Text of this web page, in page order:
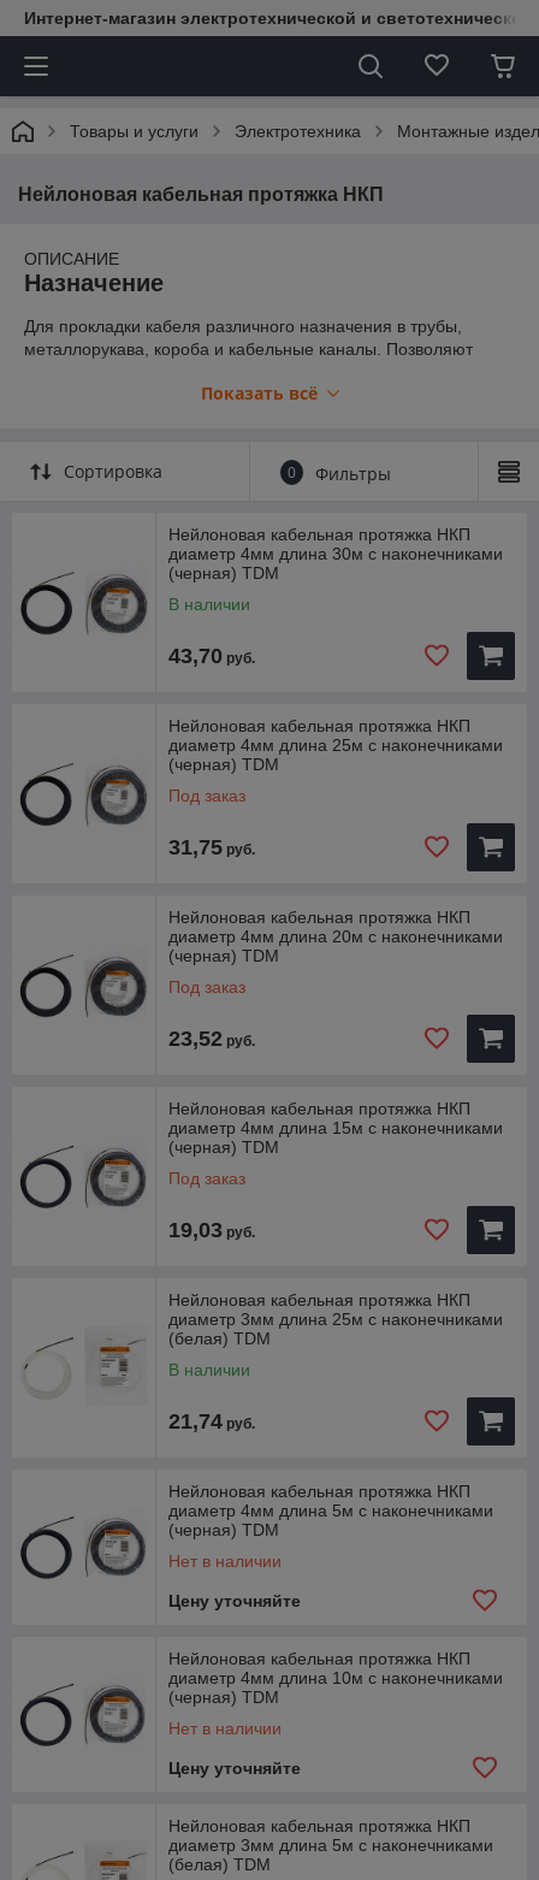
Интернет-магазин электротехнической и
Товары и услуги Электротехника Монтажные
Нейлоновая кабельная протяжка НКП
ОПИСАНИЕ
Назначение
Для прокладки кабеля различного назначения в трубы,
металлорукава, короба и кабельные каналы. Позволяют
ввода кабелей в кабельную канализацию внутри
Применение
прокладки разнообразные виды пустот:
Трубы;
Короба;
Каналы;
Металлорукава;
Преимущества:
Протяжка оборудована комплектом запрессованных
фиксированных наконечников: гибкая пружинная
направляющая для проталкивания и заглушка-окно
для протягивания кабеля
Диэлектрические свойства нейлона гарантируют
безопасную протяжку в каналах и трубах с кабелями,
находящимися под напряжением
Легкость и прочность
Материал протяжки: нейлон
Тип наконечников: запрессованные латунные
Материал наконечника: медь марки М1
Показать всё
Сортировка 0 Фильтры
Нейлоновая кабельная протяжка НКП
диаметр 4мм длина 30м с наконечниками
(черная) TDM
В наличии
43,70 руб.
Нейлоновая кабельная протяжка НКП
диаметр 4мм длина 25м с наконечниками
(черная) TDM
Под заказ
31,75 руб.
Нейлоновая кабельная протяжка НКП
диаметр 4мм длина 20м с наконечниками
(черная) TDM
Под заказ
23,52 руб.
Нейлоновая кабельная протяжка НКП
диаметр 4мм длина 15м с наконечниками
(черная) TDM
Под заказ
19,03 руб.
Нейлоновая кабельная протяжка НКП
диаметр 3мм длина 25м с наконечниками
(белая) TDM
В наличии
21,74 руб.
Нейлоновая кабельная протяжка НКП
диаметр 4мм длина 5м с наконечниками
(черная) TDM
Нет в наличии
Цену уточняйте
Нейлоновая кабельная протяжка НКП
диаметр 4мм длина 10м с наконечниками
(черная) TDM
Нет в наличии
Цену уточняйте
Нейлоновая кабельная протяжка НКП
диаметр 3мм длина 5м с наконечниками
(белая) TDM